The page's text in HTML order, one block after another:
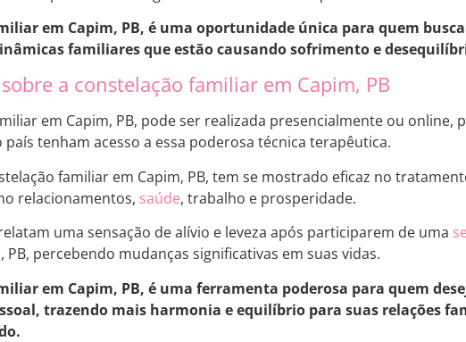
em Capim, PB, é uma oportunidade única para quem
familiares que estão causando sofrimento e
a constelação familiar em Capim, PB
em Capim, PB, pode ser realizada presencialmente ou online,
país tenham acesso a essa poderosa técnica terapêutica.
familiar em Capim, PB, tem se mostrado eficaz no
relacionamentos, saúde, trabalho e prosperidade.
uma sensação de alívio e leveza após participarem de uma
PB, percebendo mudanças significativas em suas vidas.
em Capim, PB, é uma ferramenta poderosa para quem
trazendo mais harmonia e equilíbrio para suas relações